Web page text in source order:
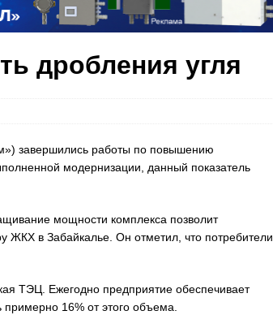
дробления угля
завершились работы по повышению
модернизации, данный показатель
мощности комплекса позволит
ЖКХ в Забайкалье. Он отметил, что потребители
ТЭЦ. Ежегодно предприятие обеспечивает
примерно 16% от этого объема.